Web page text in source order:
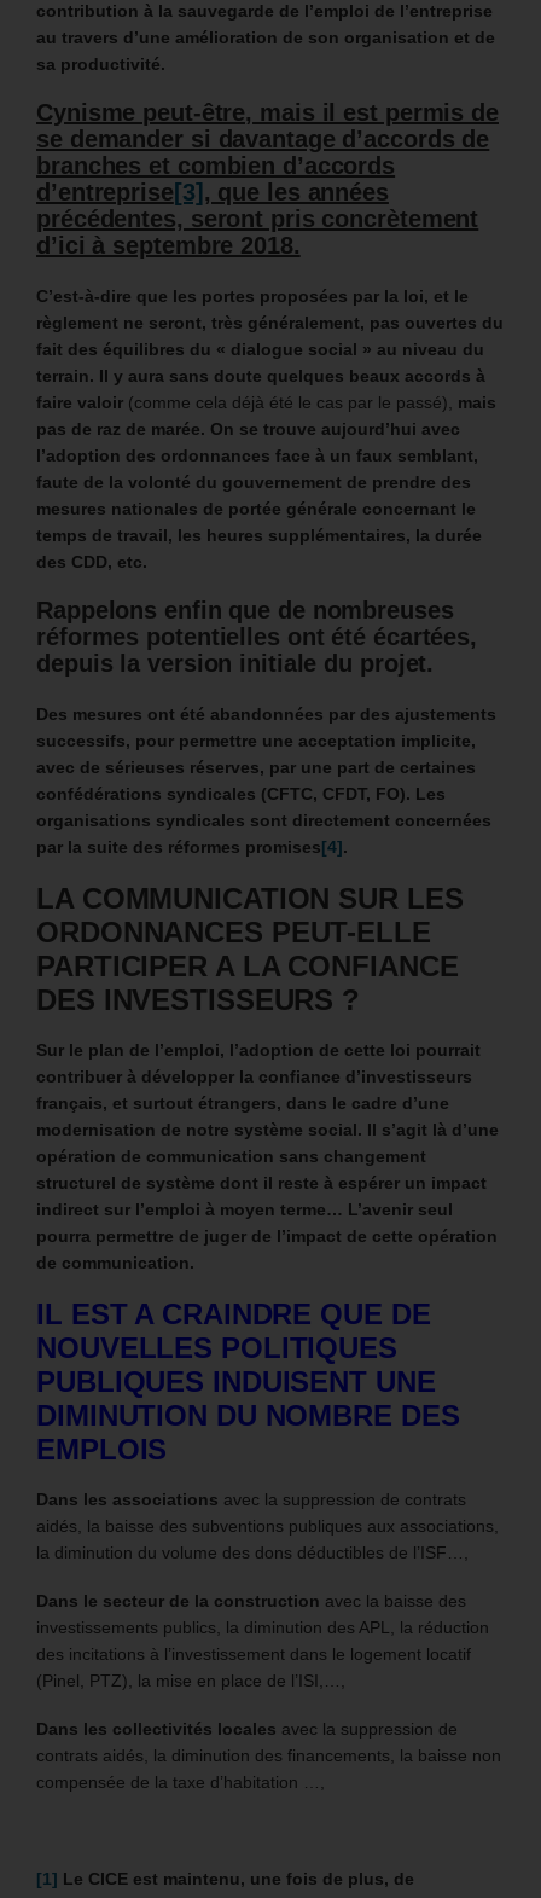
contribution à la sauvegarde de l’emploi de l’entreprise
au travers d’une amélioration de son organisation et de
sa productivité.
Cynisme peut-être, mais il est permis de
se demander si davantage d’accords de
branches et combien d’accords
d’entreprise [3] , que les années
précédentes, seront pris concrètement
d’ici à septembre 2018.
C’est-à-dire que les portes proposées par la loi, et le
règlement ne seront, très généralement, pas ouvertes du
fait des équilibres du « dialogue social » au niveau du
terrain. Il y aura sans doute quelques beaux accords à
faire valoir (comme cela déjà été le cas par le passé),
mais
pas de raz de marée. On se trouve aujourd’hui avec
l’adoption des ordonnances face à un faux semblant,
faute de la volonté du gouvernement de prendre des
mesures nationales de portée générale concernant le
temps de travail, les heures supplémentaires, la durée
des CDD, etc.
Rappelons enfin que de nombreuses
réformes potentielles ont été écartées,
depuis la version initiale du projet.
Des mesures ont été abandonnées par des ajustements
successifs, pour permettre une acceptation implicite,
avec de sérieuses réserves, par une part de certaines
confédérations syndicales (CFTC, CFDT, FO). Les
organisations syndicales sont directement concernées
par la suite des réformes promises[4].
LA COMMUNICATION SUR LES
ORDONNANCES PEUT-ELLE
PARTICIPER A LA CONFIANCE
DES INVESTISSEURS ?
Sur le plan de l’emploi, l’adoption de cette loi pourrait
contribuer à développer la confiance d’investisseurs
français, et surtout étrangers, dans le cadre d’une
modernisation de notre système social. Il s’agit là d’une
opération de communication sans changement
structurel de système dont il reste à espérer un impact
indirect sur l’emploi à moyen terme… L’avenir seul
pourra permettre de juger de l’impact de cette opération
de communication.
IL EST A CRAINDRE QUE DE
NOUVELLES POLITIQUES
PUBLIQUES INDUISENT UNE
DIMINUTION DU NOMBRE DES
EMPLOIS
Dans les associations avec la suppression de contrats
aidés, la baisse des subventions publiques aux associations,
la diminution du volume des dons déductibles de l’ISF…,
Dans le secteur de la construction avec la baisse des
investissements publics, la diminution des APL, la réduction
des incitations à l’investissement dans le logement locatif
(Pinel, PTZ), la mise en place de l’ISI,…,
Dans les collectivités locales avec la suppression de
contrats aidés, la diminution des financements, la baisse non
compensée de la taxe d’habitation …,
[1] Le CICE est maintenu, une fois de plus, de